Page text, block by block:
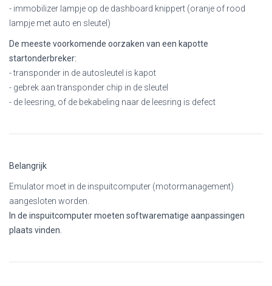
- immobilizer lampje op de dashboard knippert (oranje of rood
lampje met auto en sleutel)
De meeste voorkomende oorzaken van een kapotte
startonderbreker:
- transponder in de autosleutel is kapot
- gebrek aan transponder chip in de sleutel
- de leesring, of de bekabeling naar de leesring is defect
Belangrijk
Emulator moet in de inspuitcomputer (motormanagement)
aangesloten worden.
In de inspuitcomputer moeten softwarematige aanpassingen
plaats vinden.